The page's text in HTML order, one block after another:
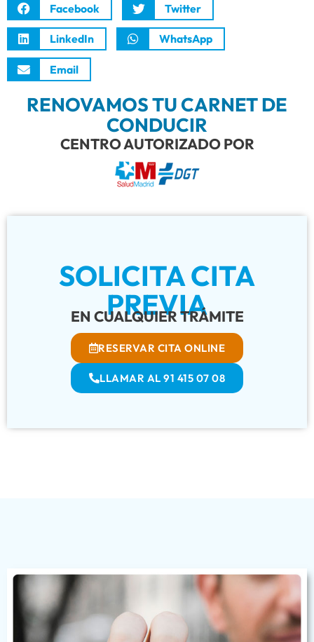
Facebook
Twitter
LinkedIn WhatsApp
Email
RENOVAMOS TU CARNET DE
CONDUCIR
CENTRO AUTORIZADO POR
SOLICITA CITA
PREVIA
EN CUALQUIER TRÁMITE
RESERVAR CITA ONLINE
LLAMAR AL 91 415 07 08